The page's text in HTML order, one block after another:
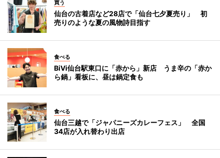
買う
仙台の古着店など28店で「仙台七夕夏売り」 初
売りのような夏の風物詩目指す
食べる
BiVi仙台駅東口に「赤から」新店 うま辛の「赤か
ら鍋」看板に、昼は鍋定食も
食べる
仙台三越で「ジャパニーズカレーフェス」 全国
34店が入れ替わり出店